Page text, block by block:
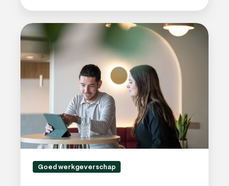
Overuren
uitbetalen
in
2026:
hoe
Goed werkgeverschap